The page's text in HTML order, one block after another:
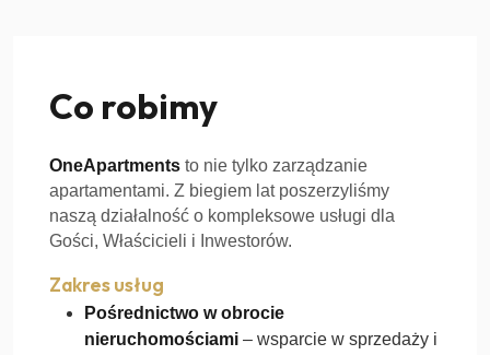
Czym się zajmujemy
Co robimy
OneApartments to nie tylko zarządzanie
apartamentami. Z biegiem lat poszerzyliśmy
naszą działalność o kompleksowe usługi dla
Gości, Właścicieli i Inwestorów.
Zakres usług
Pośrednictwo w obrocie
nieruchomościami – wsparcie w sprzedaży i